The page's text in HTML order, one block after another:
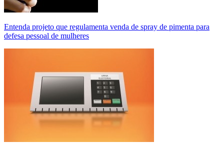
Entenda projeto que regulamenta venda de spray de pimenta para
defesa pessoal de mulheres